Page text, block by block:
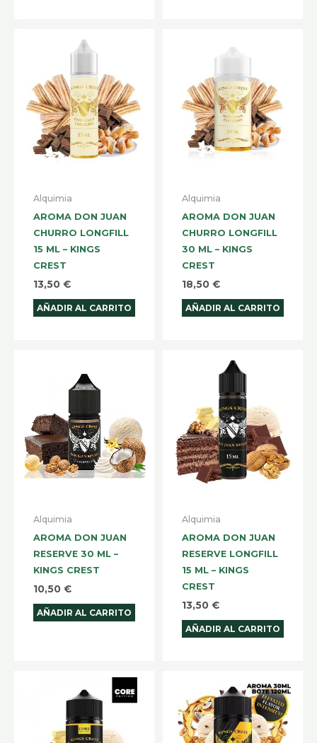
Alquimia
AROMA DON JUAN
CHURRO LONGFILL
15 ML – KINGS
CREST
13,50 €
AÑADIR AL CARRITO
Alquimia
AROMA DON JUAN
CHURRO LONGFILL
30 ML – KINGS
CREST
18,50 €
AÑADIR AL CARRITO
Alquimia
AROMA DON JUAN
RESERVE 30 ML –
KINGS CREST
10,50 €
AÑADIR AL CARRITO
Alquimia
AROMA DON JUAN
RESERVE LONGFILL
15 ML – KINGS
CREST
13,50 €
AÑADIR AL CARRITO